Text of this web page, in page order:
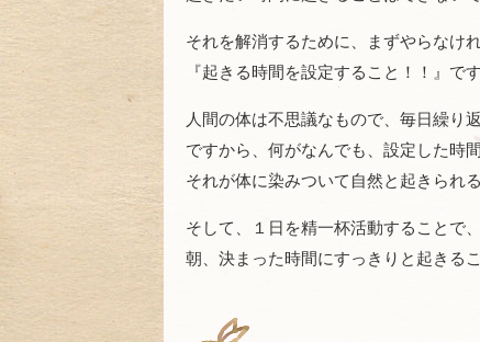
それを解消するために、まずやらなけ
『起きる時間を設定すること！！』です
人間の体は不思議なもので、毎日繰り
ですから、何がなんでも、設定した時
それが体に染みついて自然と起きられ
そして、１日を精一杯活動することで
朝、決まった時間にすっきりと起きる